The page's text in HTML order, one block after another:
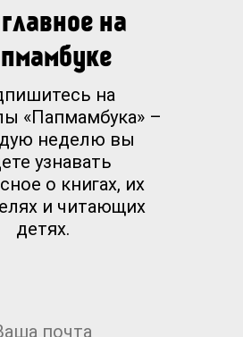
на
на
«Папмамбука» –
неделю вы
узнавать
о книгах, их
и читающих
детях.